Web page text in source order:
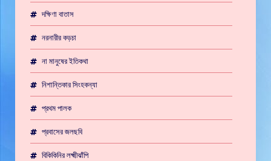
দক্ষিণা বাতাস
নরনারীর কড়চা
না মানুষের ইতিকথা
নিশান্তিকার সিংহকন্যা
প্রথম পালক
প্রবাসের জলছবি
বিকিকিনির লক্ষ্মীঝাঁপি